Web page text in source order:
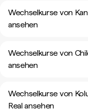
Wechselkurse von
ansehen
Wechselkurse von
ansehen
Wechselkurse von
Real ansehen